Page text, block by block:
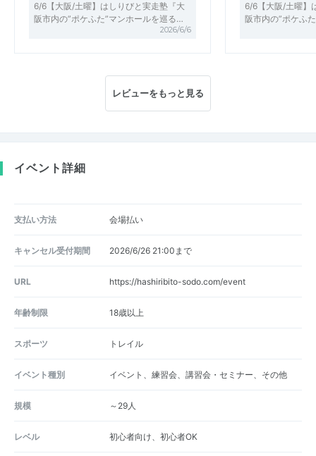
6/6【大阪/土曜】はしりびと実走塾『大
阪市内の”ポケふた”マンホールを巡る…
2026/6/6
6/6【大阪/土曜】
阪市内の”ポケふ
レビューをもっと見る
イベント詳細
支払い方法 会場払い
キャンセル受付期間 2026/6/26 21:00まで
URL https://hashiribito-sodo.com/event
年齢制限 18歳以上
スポーツ トレイル
イベント種別 イベント、練習会、講習会・セミナー、その他
規模 ～29人
レベル 初心者向け、初心者OK